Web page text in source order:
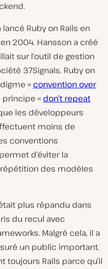
Ruby on Rails en
2004. Hansson a créé
sur l’outil de gestion
37Signals. Ruby on
« convention over
principe « don’t repeat
les développeurs
moins de
conventions
d’éviter la
des modèles
plus répandu dans
du recul avec
Malgré cela, il a
un public important.
toujours Rails parce qu’il